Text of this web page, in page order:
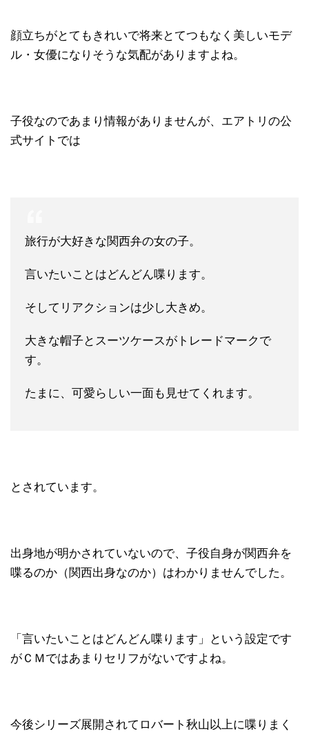
顔立ちがとてもきれいで将来とてつもなく美しいモデ
ル・女優になりそうな気配がありますよね。
子役なのであまり情報がありませんが、エアトリの公
式サイトでは
旅行が大好きな関西弁の女の子。
言いたいことはどんどん喋ります。
そしてリアクションは少し大きめ。
大きな帽子とスーツケースがトレードマークで
す。
たまに、可愛らしい一面も見せてくれます。
とされています。
出身地が明かされていないので、子役自身が関西弁を
喋るのか（関西出身なのか）はわかりませんでした。
「言いたいことはどんどん喋ります」という設定です
がＣＭではあまりセリフがないですよね。
今後シリーズ展開されてロバート秋山以上に喋りまく